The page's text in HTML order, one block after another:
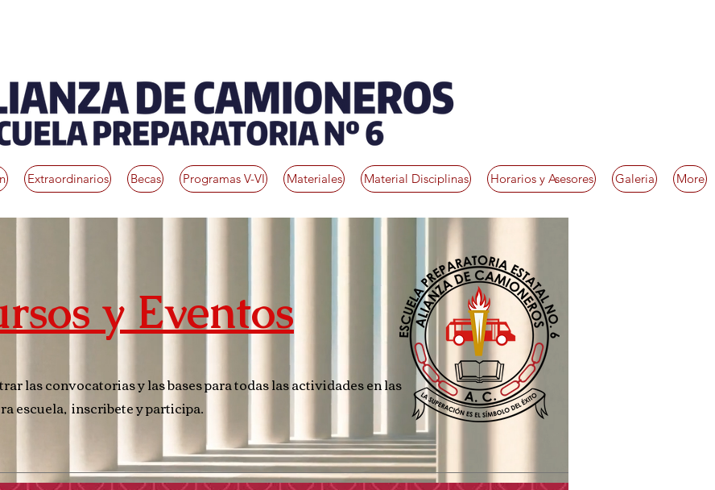
Extraordinarios Becas Programas V-VI Materiales Material Disciplinas Horarios y Asesores Galeria More
y Eventos
las convocatorias y las bases para todas las actividades en las
escuela, inscribete y participa.